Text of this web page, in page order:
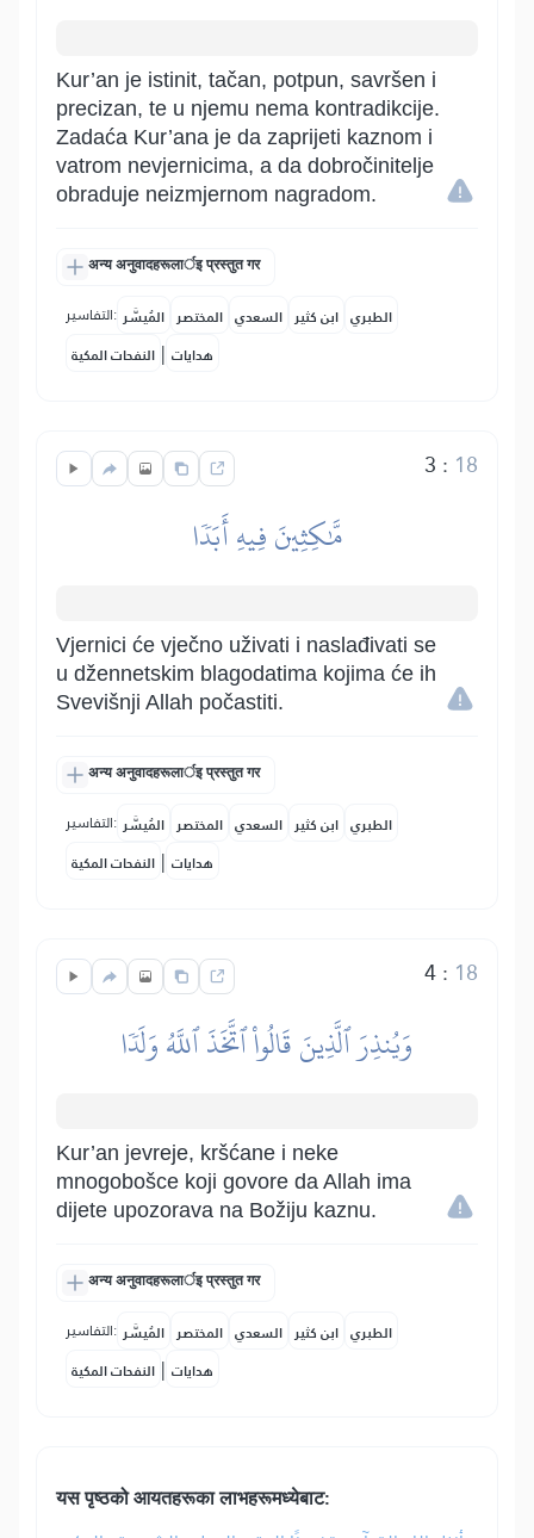
Kur’an je istinit, tačan, potpun, savršen i
precizan, te u njemu nema kontradikcije.
Zadaća Kur’ana je da zaprijeti kaznom i
vatrom nevjernicima, a da dobročinitelje
obraduje neizmjernom nagradom.
अन्य अनुवादहरूलार्इ प्रस्तुत गर
التفاسير: المُيسَّر المختصر السعدي ابن كثير الطبري
النفحات المكية | هدايات
3 : 18
مَّٰكِثِينَ فِيهِ أَبَدٗا
Vjernici će vječno uživati i naslađivati se
u džennetskim blagodatima kojima će ih
Svevišnji Allah počastiti.
अन्य अनुवादहरूलार्इ प्रस्तुत गर
التفاسير: المُيسَّر المختصر السعدي ابن كثير الطبري
النفحات المكية | هدايات
4: 18
وَيُنذِرَ ٱلَّذِينَ قَالُواْ ٱتَّخَذَ ٱللَّهُ وَلَدٗا
Kur’an jevreje, kršćane i neke
mnogobošce koji govore da Allah ima
dijete upozorava na Božiju kaznu.
अन्य अनुवादहरूलार्इ प्रस्तुत गर
التفاسير: المُيسَّر المختصر السعدي ابن كثير الطبري
النفحات المكية | هدايات
यस पृष्ठको आयतहरूका लाभहरूमध्येबाट: